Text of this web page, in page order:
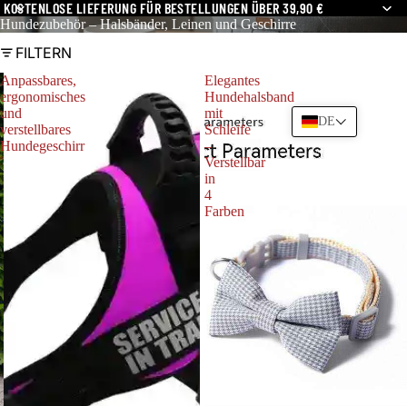
KOSTENLOSE LIEFERUNG FÜR BESTELLUNGEN ÜBER 39,90 €
Hundezubehör – Halsbänder, Leinen und Geschirre
FILTERN
Anpassbares,
ergonomisches
und
verstellbares
Hundegeschirr
Elegantes
Hundehalsband
mit
Schleife
–
Verstellbar
in
4
Farben
DE